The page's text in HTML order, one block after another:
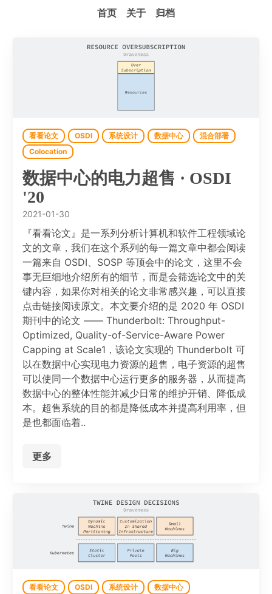
首页 关于 归档
看看论文 OSDI 系统设计 数据中心
混合部署
Colocation
数据中心的电力超售 · OSDI
'20
2021-01-30
『看看论文』是一系列分析计算机和软件工程领域论
文的文章，我们在这个系列的每一篇文章中都会阅读
一篇来自 OSDI、SOSP 等顶会中的论文，这里不会
事无巨细地介绍所有的细节，而是会筛选论文中的关
键内容，如果你对相关的论文非常感兴趣，可以直接
点击链接阅读原文。本文要介绍的是 2020 年 OSDI
期刊中的论文 —— Thunderbolt: Throughput-
Optimized, Quality-of-Service-Aware Power
Capping at Scale1，该论文实现的 Thunderbolt 可
以在数据中心实现电力资源的超售，电子资源的超售
可以使同一个数据中心运行更多的服务器，从而提高
数据中心的整体性能并减少日常的维护开销、降低成
本。超售系统的目的都是降低成本并提高利用率，但
是也都面临着..
更多
看看论文 OSDI 系统设计
数据中心